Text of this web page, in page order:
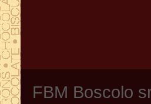
FBM Boscolo